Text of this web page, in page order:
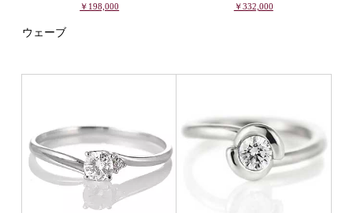
￥198,000
￥332,000
ウェーブ